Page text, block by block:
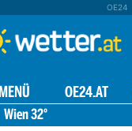
OE24
MENÜ OE24.AT
Wien32°